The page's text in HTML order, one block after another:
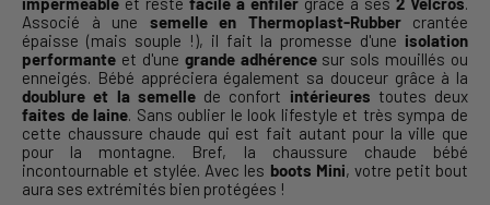
Associé à une semelle en Thermoplast-Rubbercrantée
épaisse (mais souple !), il fait la promesse d'une isolation
performante et d'une grande adhérencesur sols mouillés ou
enneigés. Bébé appréciera également sa douceur grâce à la
doublure et la semellede confort intérieures toutes deux
faites de laine. Sans oublier le look lifestyle et très sympa de
cette chaussure chaude qui est fait autant pour la ville que
pour la montagne. Bref, la chaussure chaude bébé
incontournable et stylée. Avec les boots Mini, votre petit bout
aura ses extrémités bien protégées !